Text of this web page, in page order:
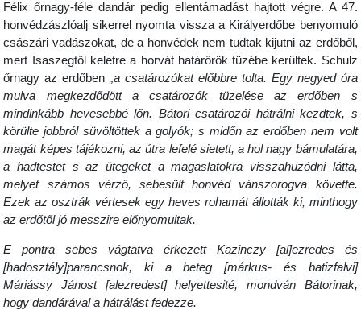
Félix őrnagy-féle dandár pedig ellentámadást hajtott végre. A 47.
honvédzászlóalj sikerrel nyomta vissza a Királyerdőbe benyomuló
császári vadászokat, de a honvédek nem tudtak kijutni az erdőből,
mert Isaszegtől keletre a horvát határőrök tüzébe kerültek. Schulz
őrnagy az erdőben„a csatározókat előbbre tolta. Egy negyed óra
mulva megkezdődött a csatározók tüzelése az erdőben s
mindinkább hevesebbé lőn. Bátori csatározói hátrálni kezdtek, s
körülte jobbról süvöltöttek a golyók; s midőn az erdőben nem volt
magát képes tájékozni, az útra lefelé sietett, a hol nagy bámulatára,
a hadtestet s az ütegeket a magaslatokra visszahuzódni látta,
melyet számos vérző, sebesült honvéd vánszorogva követte.
Ezek az osztrák vértesek egy heves rohamát állották ki, minthogy
az erdőtől jó messzire előnyomultak.
E pontra sebes vágtatva érkezett Kazinczy [al]ezredes és
[hadosztály]parancsnok, ki a beteg [márkus- és batizfalvi]
Máriássy Jánost [alezredest] helyettesité, mondván Bátorinak,
hogy dandárával a hátrálást fedezze.